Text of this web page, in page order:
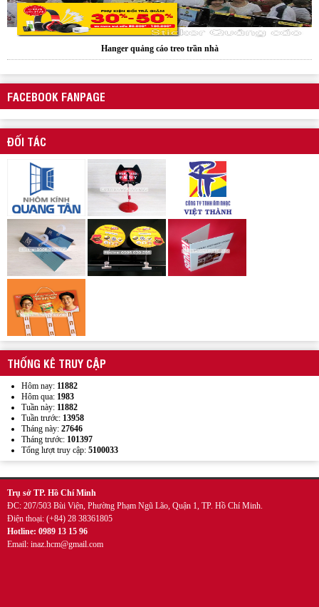
Xưởng sản xuất hanger túi nhựa pvc quảng cáo sản phẩm
Wobbler quảng cáo
FACEBOOK FANPAGE
ĐỐI TÁC
THỐNG KÊ TRUY CẬP
Hôm nay: 11882
Hôm qua: 1983
Tuần này: 11882
Tuần trước: 13958
Tháng này: 27646
Tháng trước: 101397
Tổng lượt truy cập: 5100033
Trụ sở TP. Hồ Chí Minh
ĐC: 207/503 Bùi Viện, Phường Phạm Ngũ Lão, Quận 1, TP. Hồ Chí Minh.
Điện thoại: (+84) 28 38361805
Hotline: 0989 13 15 96
Email: inaz.hcm@gmail.com